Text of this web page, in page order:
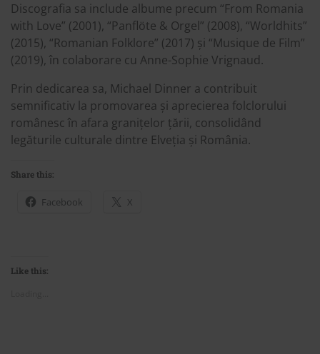
Discografia sa include albume precum “From Romania
with Love” (2001), “Panflöte & Orgel” (2008), “Worldhits”
(2015), “Romanian Folklore” (2017) și “Musique de Film”
(2019), în colaborare cu Anne-Sophie Vrignaud.
Prin dedicarea sa, Michael Dinner a contribuit
semnificativ la promovarea și aprecierea folclorului
românesc în afara granițelor țării, consolidând
legăturile culturale dintre Elveția și România.​
Share this:
Facebook X
Like this: